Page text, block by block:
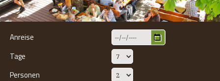
Anreise
Tage
Personen